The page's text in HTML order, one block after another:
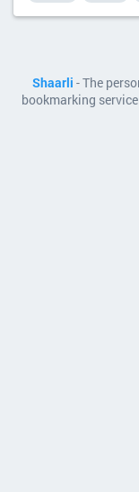
Shaarli - The
bookmarking